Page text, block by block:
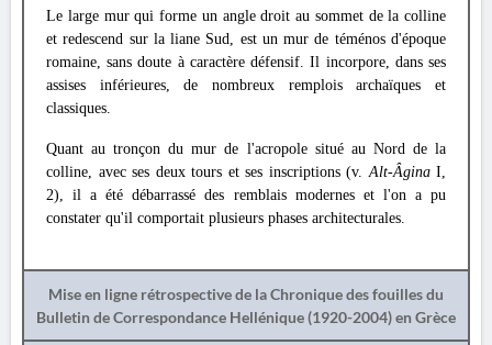
Le large mur qui forme un angle droit au sommet de la colline
et redescend sur la liane Sud, est un mur de téménos d'époque
romaine, sans doute à caractère défensif. Il incorpore, dans ses
assises inférieures, de nombreux remplois archaïques et
classiques.
Quant au tronçon du mur de l'acropole situé au Nord de la
colline, avec ses deux tours et ses inscriptions (v.Alt-ÂginaI,
2), il a été débarrassé des remblais modernes et l'on a pu
constater qu'il comportait plusieurs phases architecturales.
Mise en ligne rétrospective de la Chronique des fouilles du
Bulletin de Correspondance Hellénique (1920-2004) en Grèce